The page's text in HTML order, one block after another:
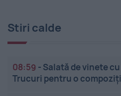
Stiri calde
08:59 - Salată de vinete
Trucuri pentru o